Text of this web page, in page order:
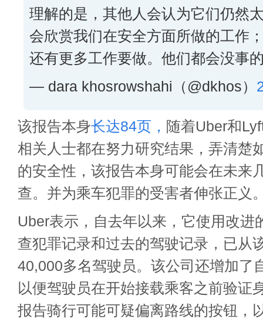
理解的是，其他人会认为它们仍然
会欣赏我们在安全方面所做的工作
还有更多工作要做。他们都会没事
— dara khosrowshahi（@dkhos）
该报告本身长达84页， 随着Uber和
相关人士都在努力研究结果，弄清楚
的安全性，该报告本身可能会在未来
查。并为乘车犯罪的受害者伸张正义
Uber表示，自去年以来，它使用改进
查犯罪记录和过去的驾驶记录，已从
40,000多名驾驶员。该公司还增加了
以便驾驶员在开始接载乘客之前验证
报告骑行可能可疑偏离路线的按钮，